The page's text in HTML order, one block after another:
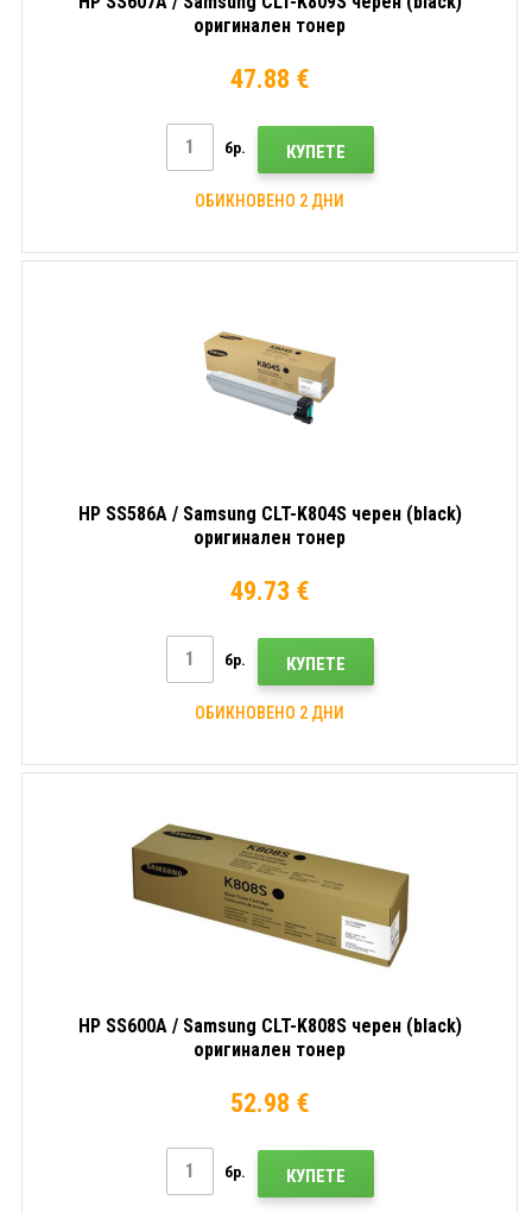
оригинален тонер
47.88 €
бр. КУПЕТЕ
ОБИКНОВЕНО 2 ДНИ
HP SS586A / Samsung CLT-K804S черен (black)
оригинален тонер
49.73 €
бр. КУПЕТЕ
ОБИКНОВЕНО 2 ДНИ
HP SS600A / Samsung CLT-K808S черен (black)
оригинален тонер
52.98 €
бр. КУПЕТЕ